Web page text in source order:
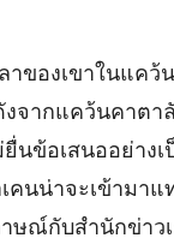
ของเขาในแค
จากแคว้นคาตา
นข้อเสนออย่าง
เคนน่าจะเข้าม
ษณ์กับสำนักข่าว